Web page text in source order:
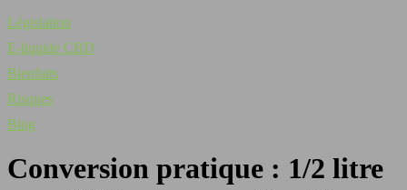
Législation
E-liquide CBD
Bienfaits
Risques
Blog
Conversion pratique : 1/2 litre